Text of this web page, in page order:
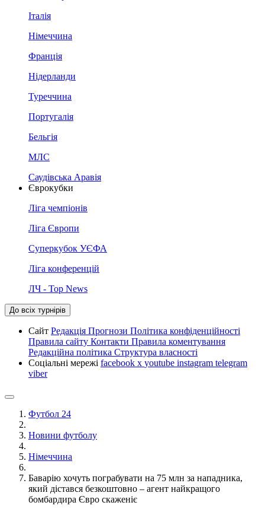
Італія
Німеччина
Франція
Нідерланди
Туреччина
Португалія
Бельгія
МЛС
Саудівська Аравія
Єврокубки
Ліга чемпіонів
Ліга Європи
Суперкубок УЄФА
Ліга конференцій
ЛЧ - Top News
До всіх турнірів
Сайт Редакція Прогнози Політика конфіденційності
Правила сайту Контакти Правила коментування
Редакційна політика Структура власності
Соціальні мережі facebook x youtube instagram telegram
viber
Футбол 24
Новини футболу
Німеччина
Баварію хочуть пограбувати на 75 млн за нападника,
який дістався безкоштовно – агент найкращого
бомбардира Євро скаженіє